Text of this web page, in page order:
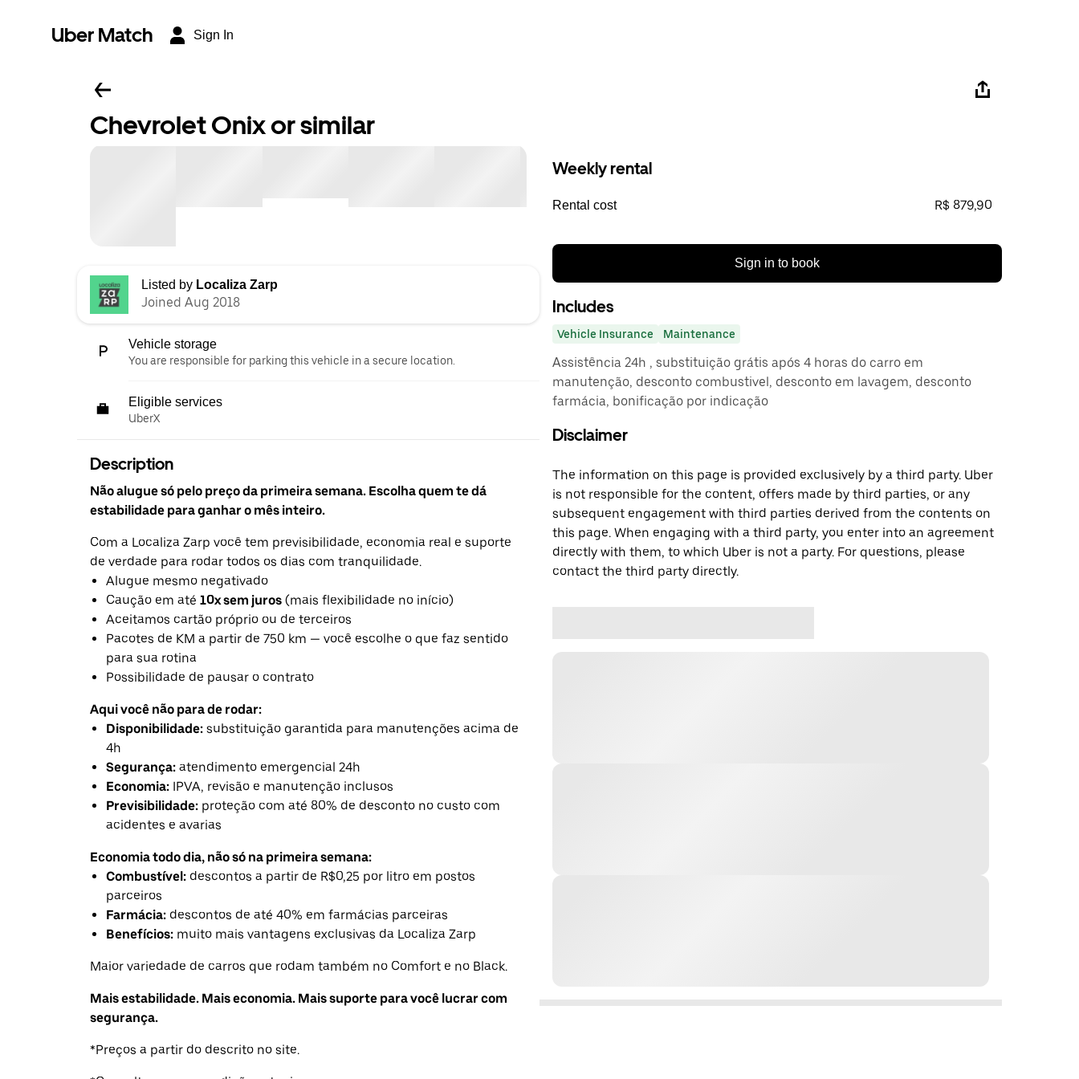
Uber Match Sign In
Chevrolet Onix or similar
Listed by Localiza Zarp
Joined Aug 2018
Vehicle storage
You are responsible for parking this vehicle in a secure location.
Eligible services
UberX
Description
Não alugue só pelo preço da primeira semana. Escolha quem te dá
estabilidade para ganhar o mês inteiro.
Com a Localiza Zarp você tem previsibilidade, economia real e suporte
de verdade para rodar todos os dias com tranquilidade.
Alugue mesmo negativado
Caução em até 10x sem juros (mais flexibilidade no início)
Aceitamos cartão próprio ou de terceiros
Pacotes de KM a partir de 750 km — você escolhe o que faz sentido
para sua rotina
Possibilidade de pausar o contrato
Aqui você não para de rodar:
Disponibilidade: substituição garantida para manutenções acima de
4h
Segurança: atendimento emergencial 24h
Economia: IPVA, revisão e manutenção inclusos
Previsibilidade: proteção com até 80% de desconto no custo com
acidentes e avarias
Economia todo dia, não só na primeira semana:
Combustível: descontos a partir de R$0,25 por litro em postos
parceiros
Farmácia: descontos de até 40% em farmácias parceiras
Benefícios: muito mais vantagens exclusivas da Localiza Zarp
Maior variedade de carros que rodam também no Comfort e no Black.
Mais estabilidade. Mais economia. Mais suporte para você lucrar com
segurança.
*Preços a partir do descrito no site.
Weekly rental
Rental cost R$ 879,90
Sign in to book
Includes
Vehicle Insurance Maintenance
Assistência 24h , substituição grátis após 4 horas do carro em
manutenção, desconto combustivel, desconto em lavagem, desconto
farmácia, bonificação por indicação
Disclaimer
The information on this page is provided exclusively by a third party. Uber
is not responsible for the content, offers made by third parties, or any
subsequent engagement with third parties derived from the contents on
this page. When engaging with a third party, you enter into an agreement
directly with them, to which Uber is not a party. For questions, please
contact the third party directly.